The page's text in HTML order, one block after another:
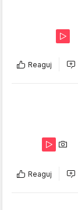
Reaguj
Reaguj